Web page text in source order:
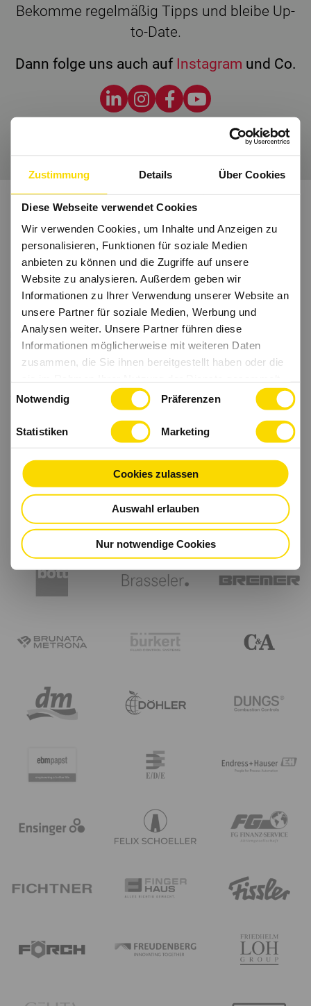
Zustimmung Details Über Cookies
Diese Webseite verwendet Cookies
Wir verwenden Cookies, um Inhalte und Anzeigen zu
personalisieren, Funktionen für soziale Medien
anbieten zu können und die Zugriffe auf unsere
Website zu analysieren. Außerdem geben wir
Informationen zu Ihrer Verwendung unserer Website an
unsere Partner für soziale Medien, Werbung und
Analysen weiter. Unsere Partner führen diese
Informationen möglicherweise mit weiteren Daten
zusammen, die Sie ihnen bereitgestellt haben oder die
haben.
Notwendig Präferenzen
Statistiken Marketing
Cookies zulassen
Auswahl erlauben
Nur notwendige Cookies
Bekomme regelmäßig Tipps und bleibe Up-
to-Date.
Dann folge uns auch auf Instagram und Co.
Wir freuen uns auf Dich.